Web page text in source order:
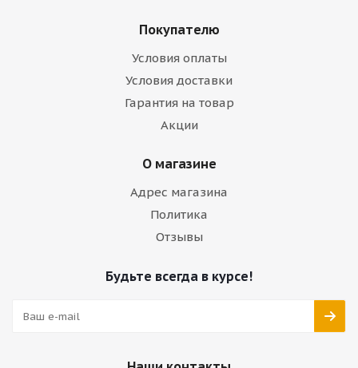
Покупателю
Условия оплаты
Условия доставки
Гарантия на товар
Акции
О магазине
Адрес магазина
Политика
Отзывы
Будьте всегда в курсе!